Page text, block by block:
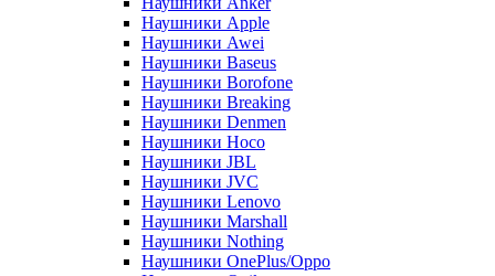
Наушники Apple
Наушники Awei
Наушники Baseus
Наушники Borofone
Наушники Breaking
Наушники Denmen
Наушники Hoco
Наушники JBL
Наушники JVC
Наушники Lenovo
Наушники Marshall
Наушники Nothing
Наушники OnePlus/Oppo